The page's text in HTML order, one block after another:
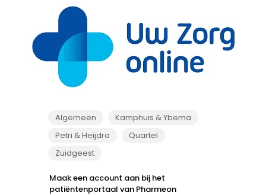
Algemeen
Kamphuis & Ybema
Petri & Heijdra
Quartel
Zuidgeest
Maak een account aan bij het
patiëntenportaal van Pharmeon